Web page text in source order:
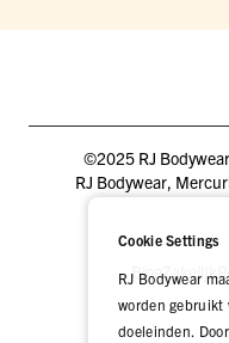
©2025 RJ
RJ Bodywear,
BlogZakelijk
Cookie Settings
RJ Bodywear
worden gebruikt
doeleinden.